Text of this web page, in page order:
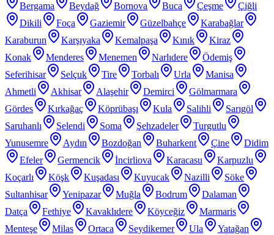
Bergama
Beydağ Bornova Buca Çeşme
Çiğli
Dikili
Foça Gaziemir Güzelbahçe
Karabağlar
Karaburun
Karşıyaka Kemalpaşa Kınık
Kiraz
Konak
Menderes Menemen Narlıdere
Ödemiş
Seferihisar
Selçuk Tire Torbalı Urla
Manisa
Ahmetli
Akhisar Alaşehir Demirci
Gölmarmara
Gördes
Kırkağaç Köprübaşı Kula Salihli
Sarıgöl
Saruhanlı
Selendi Soma Şehzadeler
Turgutlu
Yunusemre
Aydın Bozdoğan Buharkent Çine
Didim
Efeler
Germencik İncirliova Karacasu
Karpuzlu
Koçarlı
Köşk Kuşadası Kuyucak Nazilli
Söke
Sultanhisar
Yenipazar Muğla Bodrum
Dalaman
Datça
Fethiye Kavaklıdere Köyceğiz
Marmaris
Menteşe
Milas Ortaca Seydikemer Ula
Yatağan